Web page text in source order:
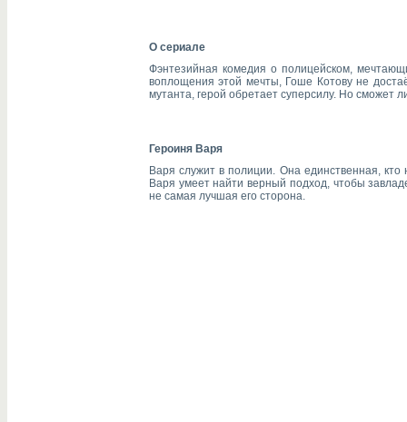
О сериале
Фэнтезийная комедия о полицейском,
воплощения этой мечты, Гоше Котову не
мутанта, герой обретает суперсилу. Но сможет
Героиня Варя
Варя служит в полиции. Она единственная,
Варя умеет найти верный подход, чтобы
не самая лучшая его сторона.